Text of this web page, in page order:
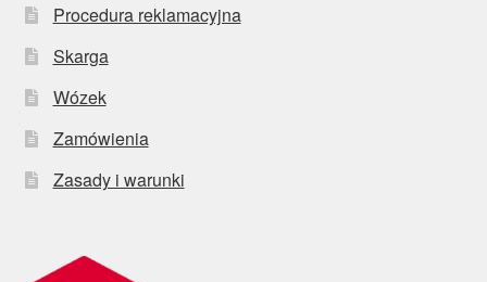
Procedura reklamacyjna
Skarga
Wózek
Zamówienia
Zasady i warunki